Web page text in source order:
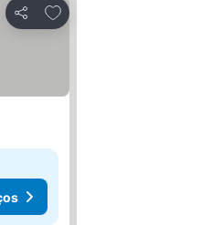
Partilhar
Adicionar aos favoritos